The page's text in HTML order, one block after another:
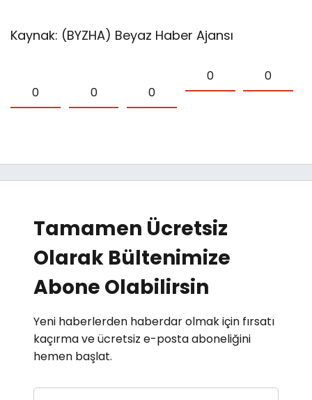
Kaynak: (BYZHA) Beyaz Haber Ajansı
0 0 0
0 0
Tamamen Ücretsiz
Olarak Bültenimize
Abone Olabilirsin
Yeni haberlerden haberdar olmak için fırsatı
kaçırma ve ücretsiz e-posta aboneliğini
hemen başlat.